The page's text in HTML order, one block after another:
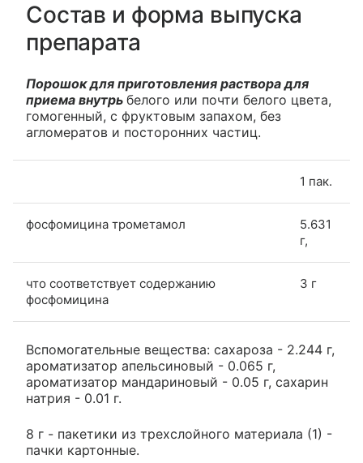
Состав и форма выпуска
препарата
Порошок для приготовления раствора для
приема внутрь белого или почти белого цвета,
гомогенный, с фруктовым запахом, без
агломератов и посторонних частиц.
1 пак.
фосфомицина трометамол
5.631
г,
что соответствует содержанию
фосфомицина
3 г
Вспомогательные вещества: сахароза - 2.244 г,
ароматизатор апельсиновый - 0.065 г,
ароматизатор мандариновый - 0.05 г, сахарин
натрия - 0.01 г.
8 г - пакетики из трехслойного материала (1) -
пачки картонные.